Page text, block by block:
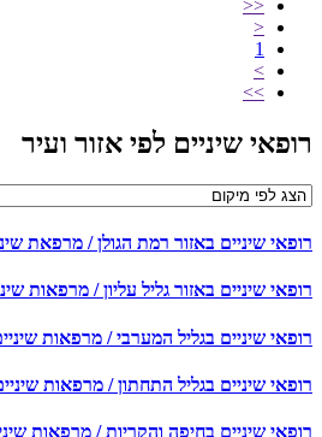
<<
<
1
>
>>
שיניים לפי אזור ועיר
שיניים באזור רמת הגולן / מרפאת
שיניים באזור גליל עליון / מרפאות שיניים
שיניים בגליל המערבי / מרפאות שיניים
שיניים בגליל התחתון / מרפאות שיניים
שיניים בחיפה והקריות / מרפאות